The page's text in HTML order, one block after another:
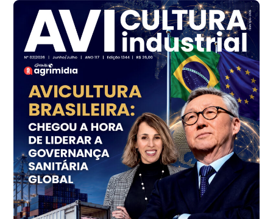
R$ 7,16
kg
Frango - Indicador
SP
R$ 7,18
kg
Trigo Atacado - Regional
PR
R$ 1.414,46
t
Trigo Atacado - Regional
RS
R$ 1.314,61